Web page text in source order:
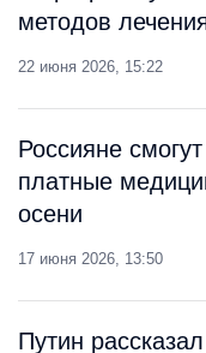
методов
22 июня 2026, 15:22
Россияне
платные
осени
17 июня 2026, 13:50
Путин